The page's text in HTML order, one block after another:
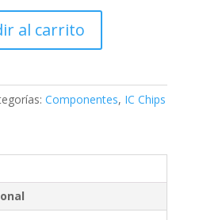
al carrito
Componentes, IC Chips